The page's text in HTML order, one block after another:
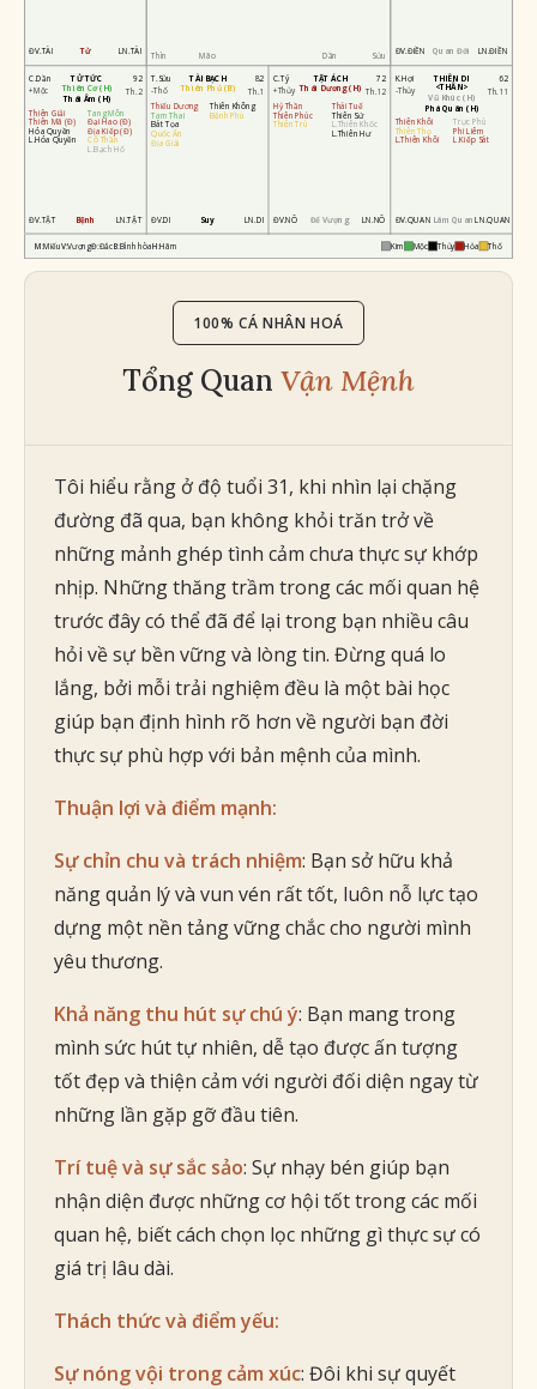
ĐV.TÀI Tử LN.TÀI ĐV.ĐIỀN Quan Đới LN.ĐIỀN
C.Dần
+Mộc
TỬ TỨC
Thiên Cơ (H)
Thái Âm (H)
92
Th.2
Thiên Giải
Thiên Mã (Đ)
Hóa Quyền
L.Hóa Quyền
Tang Môn
Đại Hao (Đ)
Địa Kiếp (Đ)
Cô Thần
L.Bạch Hổ
ĐV.TẬT Bệnh LN.TẬT
Thìn
T.Sửu
-Thổ
TÀI BẠCH
Thiên Phủ (B)
82
Th.1
Thiếu Dương
Tam Thai
Bát Tọa
Quốc Ấn
Địa Giải
Thiên Không
Bệnh Phù
ĐV.DI Suy LN.DI
Mão
C.Tý
+Thủy
TẬT ÁCH
Thái Dương (H)
72
Th.12
Hỷ Thần
Thiên Phúc
Thiên Trù
Thái Tuế
Thiên Sứ
L.Thiên Khốc
L.Thiên Hư
ĐV.NÔ Đế Vượng LN.NÔ
Dần
K.Hợi
-Thủy
THIÊN DI
<THÂN>
Vũ Khúc (H)
Phá Quân (H)
62
Th.11
Thiên Khôi
Thiên Thọ
L.Thiên Khôi
Trực Phù
Phi Liêm
L.Kiếp Sát
ĐV.QUAN Lâm Quan LN.QUAN
Sửu
M:MiếuV:VượngĐ:ĐắcB:Bình hòaH:Hãm Kim Mộc Thủy Hỏa Thổ
100% CÁ NHÂN HOÁ
Tổng Quan Vận Mệnh
Tôi hiểu rằng ở độ tuổi 31, khi nhìn lại chặng
đường đã qua, bạn không khỏi trăn trở về
những mảnh ghép tình cảm chưa thực sự khớp
nhịp. Những thăng trầm trong các mối quan hệ
trước đây có thể đã để lại trong bạn nhiều câu
hỏi về sự bền vững và lòng tin. Đừng quá lo
lắng, bởi mỗi trải nghiệm đều là một bài học
giúp bạn định hình rõ hơn về người bạn đời
thực sự phù hợp với bản mệnh của mình.
Thuận lợi và điểm mạnh:
Sự chỉn chu và trách nhiệm: Bạn sở hữu khả
năng quản lý và vun vén rất tốt, luôn nỗ lực tạo
dựng một nền tảng vững chắc cho người mình
yêu thương.
Khả năng thu hút sự chú ý: Bạn mang trong
mình sức hút tự nhiên, dễ tạo được ấn tượng
tốt đẹp và thiện cảm với người đối diện ngay từ
những lần gặp gỡ đầu tiên.
Trí tuệ và sự sắc sảo: Sự nhạy bén giúp bạn
nhận diện được những cơ hội tốt trong các mối
quan hệ, biết cách chọn lọc những gì thực sự có
giá trị lâu dài.
Thách thức và điểm yếu:
Sự nóng vội trong cảm xúc: Đôi khi sự quyết